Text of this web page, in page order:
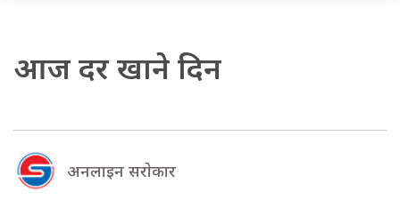
आज दर खाने दिन
अनलाइन सराेकार